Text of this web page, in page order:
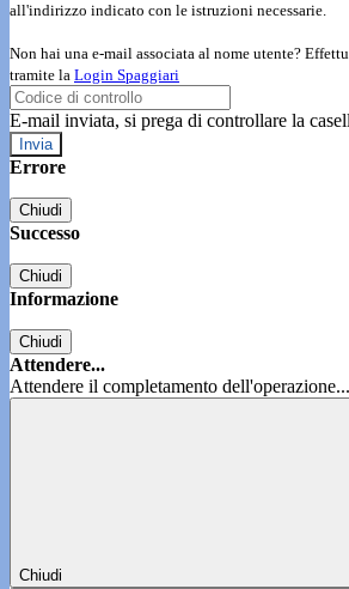
all'indirizzo indicato con le istruzioni necessarie.
Non hai una e-mail associata al nome utente?
tramite la Login Spaggiari
E-mail inviata, si prega di controllare la
Errore
Chiudi
Successo
Chiudi
Informazione
Chiudi
Attendere...
Attendere il completamento dell'operazione...
Chiudi